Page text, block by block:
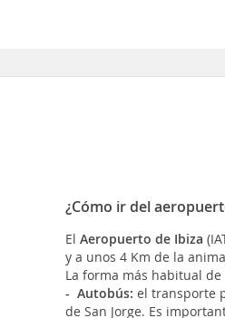
¿Cómo ir del
El Aeropuerto de Ibiza
y a unos 4 Km de la
La forma más habitual
- Autobús: el transporte
de San Jorge. Es